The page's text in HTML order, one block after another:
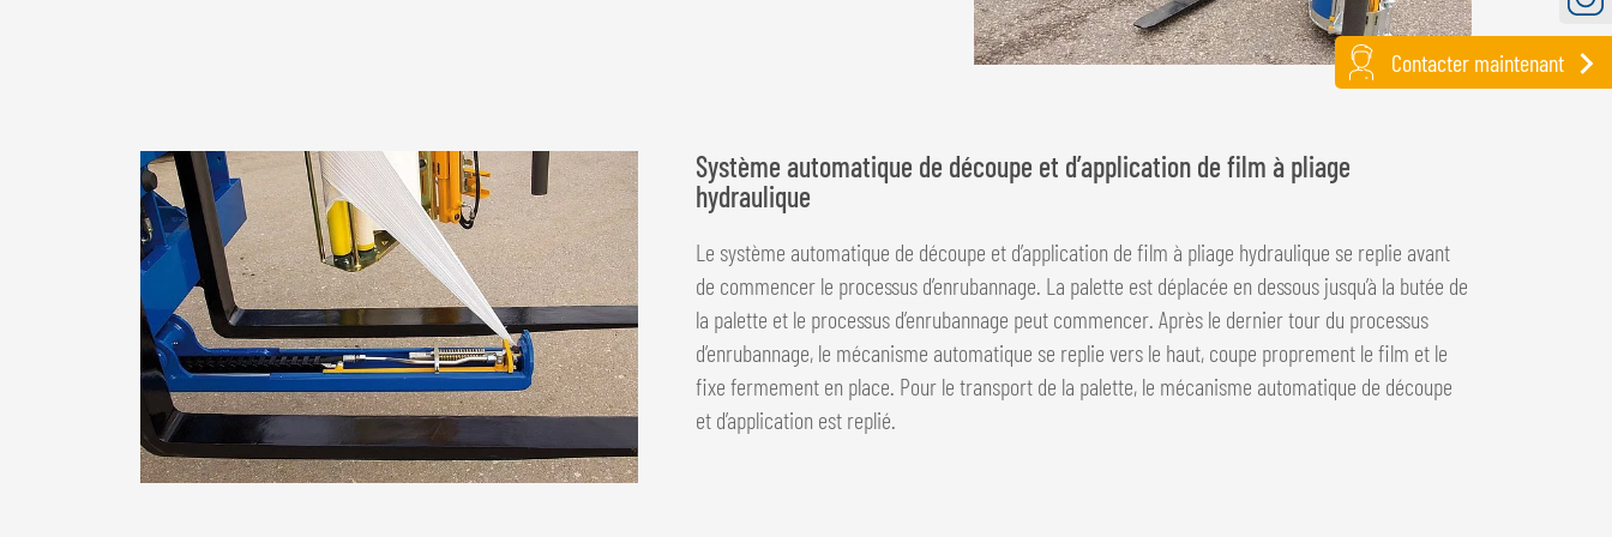
Système automatique de découpe et d’application de film à pliage
hydraulique
Le système automatique de découpe et d’application de film à pliage hydraulique se replie avant
de commencer le processus d’enrubannage. La palette est déplacée en dessous jusqu’à la butée de
la palette et le processus d’enrubannage peut commencer. Après le dernier tour du processus
d’enrubannage, le mécanisme automatique se replie vers le haut, coupe proprement le film et le
fixe fermement en place. Pour le transport de la palette, le mécanisme automatique de découpe
et d’application est replié.
Contacter maintenant